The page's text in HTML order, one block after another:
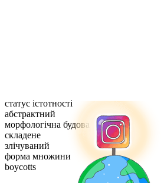
статус істотності
абстрактний
морфологічна будова
складене
злічуваний
форма множини
boycotts